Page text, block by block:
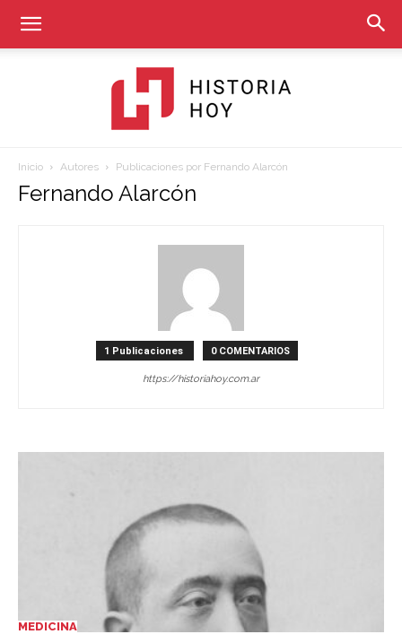
Historia
Inicio Autores Publicaciones por Fernando Alarcón
Fernando Alarcón
1 Publicaciones 0 COMENTARIOS
https://historiahoy.com.ar
MEDICINA